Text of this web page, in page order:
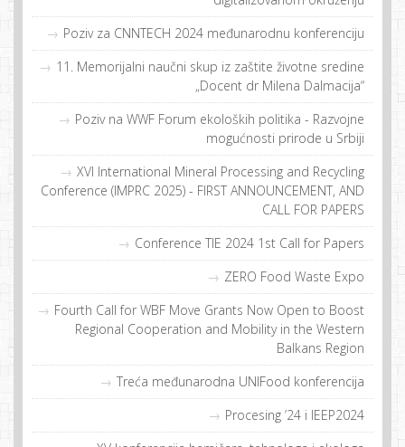
Poziv za CNNTECH 2024 međunarodnu konferenciju
11. Memorijalni naučni skup iz zaštite životne sredine
„Docent dr Milena Dalmacija“
Poziv na WWF Forum ekoloških politika - Razvojne
mogućnosti prirode u Srbiji
XVI International Mineral Processing and Recycling
Conference (IMPRC 2025) - FIRST ANNOUNCEMENT, AND
CALL FOR PAPERS
Conference TIE 2024 1st Call for Papers
ZERO Food Waste Expo
Fourth Call for WBF Move Grants Now Open to Boost
Regional Cooperation and Mobility in the Western
Balkans Region
Treća međunarodna UNIFood konferencija
Procesing ’24 i IEEP2024